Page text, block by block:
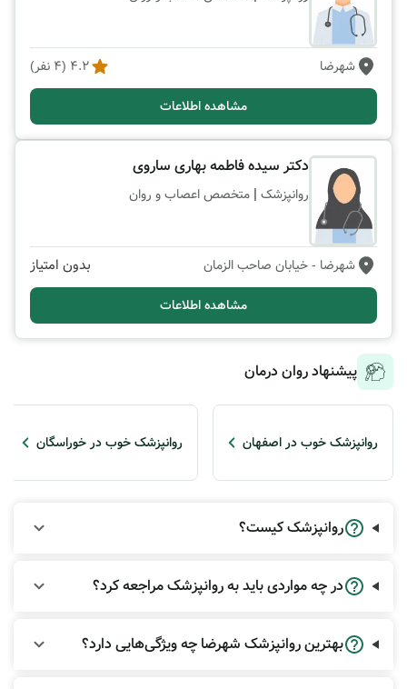
شهرضا 4.2
(
4 نفر)
مشاهده اطلاعات
دکتر سیده فاطمه بهاری ساروی
روانپزشک | متخصص اعصاب و روان
شهرضا - خیابان صاحب الزمان بدون امتیاز
مشاهده اطلاعات
پیشنهاد روان درمان
روانپزشک خوب در اصفهان روانپزشک خوب در خوراسگان
روانپزشک کیست؟
در چه مواردی باید به روانپزشک مراجعه کرد؟
بهترین روانپزشک شهرضا چه ویژگی‌هایی دارد؟